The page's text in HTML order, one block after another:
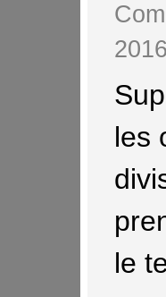
les
le